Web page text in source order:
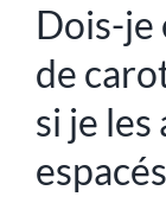
Dois-je
de
si je les